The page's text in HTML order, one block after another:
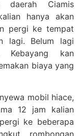
daerah Ciamis
hanya akan
pergi ke tempat
lagi. Belum lagi
Kebayang kan
biaya yang
mobil hiace,
12 jam kalian
ke beberapa